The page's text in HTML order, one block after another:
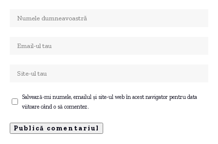
Salvează-mi numele, emailul și site-ul web în acest navigator pentru data
viitoare când o să comentez.